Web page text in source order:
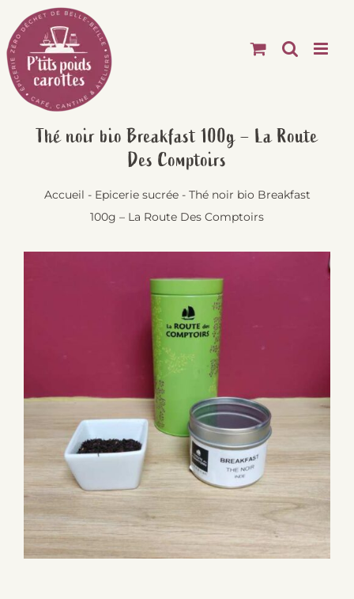
Passer
au
contenu
Thé noir bio Breakfast 100g – La Route
Des Comptoirs
Accueil - Epicerie sucrée- Thé noir bio Breakfast
100g – La Route Des Comptoirs